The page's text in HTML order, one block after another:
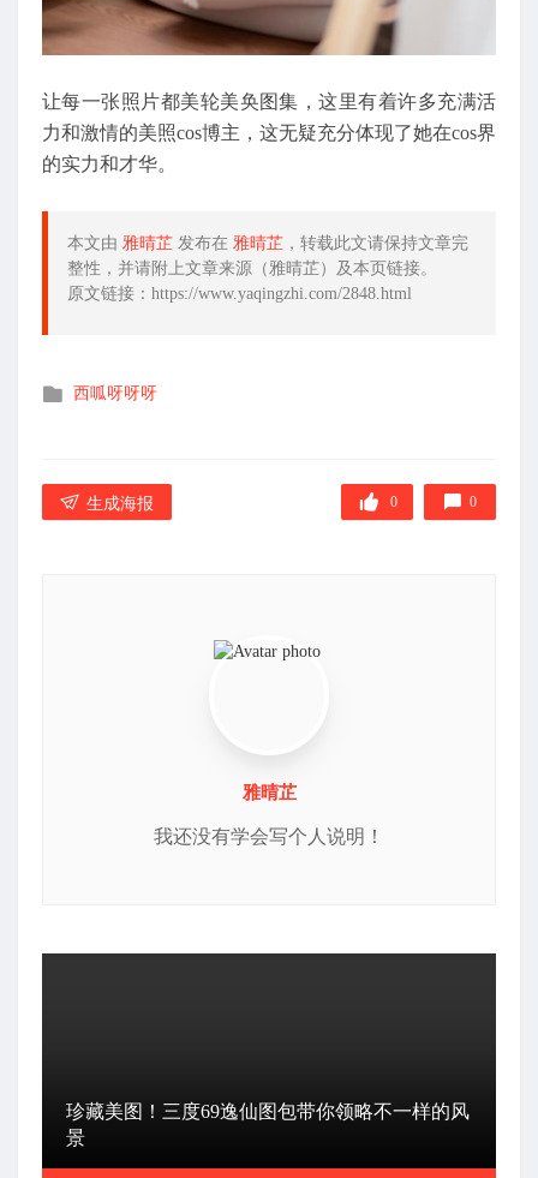
让每一张照片都美轮美奂图集，这里有着许多充满活
力和激情的美照cos博主，这无疑充分体现了她在cos界
的实力和才华。
本文由 雅晴芷 发布在 雅晴芷 ，转载此文请保持文章完
整性，并请附上文章来源（雅晴芷）及本页链接。
原文链接：https://www.yaqingzhi.com/2848.html
发
西呱呀呀呀
生成海报 0 0
雅晴芷
我还没有学会写个人说明！
珍藏美图！三度69逸仙图包带你领略不一样的风
景